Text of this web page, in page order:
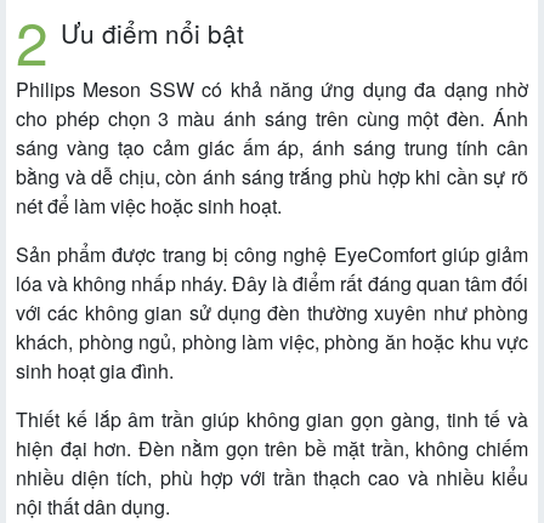
Ưu điểm nổi bật
Philips Meson SSW có khả năng ứng dụng đa dạng nhờ
cho phép chọn 3 màu ánh sáng trên cùng một đèn. Ánh
sáng vàng tạo cảm giác ấm áp, ánh sáng trung tính cân
bằng và dễ chịu, còn ánh sáng trắng phù hợp khi cần sự rõ
nét để làm việc hoặc sinh hoạt.
Sản phẩm được trang bị công nghệ EyeComfort giúp giảm
lóa và không nhấp nháy. Đây là điểm rất đáng quan tâm đối
với các không gian sử dụng đèn thường xuyên như phòng
khách, phòng ngủ, phòng làm việc, phòng ăn hoặc khu vực
sinh hoạt gia đình.
Thiết kế lắp âm trần giúp không gian gọn gàng, tinh tế và
hiện đại hơn. Đèn nằm gọn trên bề mặt trần, không chiếm
nhiều diện tích, phù hợp với trần thạch cao và nhiều kiểu
nội thất dân dụng.